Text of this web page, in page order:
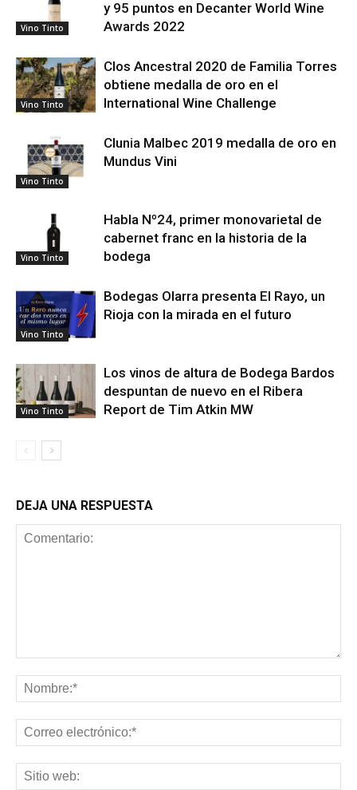
Vino Tinto
y 95 puntos en Decanter World Wine
Awards 2022
Vino Tinto
Clos Ancestral 2020 de Familia Torres
obtiene medalla de oro en el
International Wine Challenge
Vino Tinto
Clunia Malbec 2019 medalla de oro en
Mundus Vini
Vino Tinto
Habla Nº24, primer monovarietal de
cabernet franc en la historia de la
bodega
Vino Tinto
Bodegas Olarra presenta El Rayo, un
Rioja con la mirada en el futuro
Vino Tinto
Los vinos de altura de Bodega Bardos
despuntan de nuevo en el Ribera
Report de Tim Atkin MW
DEJA UNA RESPUESTA